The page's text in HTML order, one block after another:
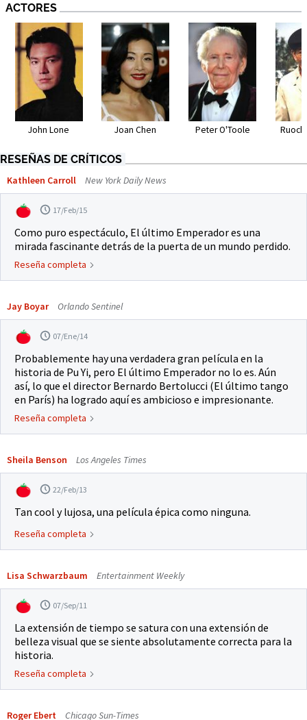
ACTORES
John Lone Joan Chen Peter O'Toole
RESEÑAS DE CRÍTICOS
Kathleen Carroll New York Daily News
17/Feb/15
Como puro espectáculo, El último Emperador es una
mirada fascinante detrás de la puerta de un mundo perdido.
Reseña completa
Jay Boyar Orlando Sentinel
07/Ene/14
Probablemente hay una verdadera gran película en la
historia de Pu Yi, pero El último Emperador no lo es. Aún
así, lo que el director Bernardo Bertolucci (El último tango
en París) ha logrado aquí es ambicioso e impresionante.
Reseña completa
Sheila Benson Los Angeles Times
22/Feb/13
Tan cool y lujosa, una película épica como ninguna.
Reseña completa
Lisa Schwarzbaum Entertainment Weekly
07/Sep/11
La extensión de tiempo se satura con una extensión de
belleza visual que se siente absolutamente correcta para la
historia.
Reseña completa
Roger Ebert Chicago Sun-Times